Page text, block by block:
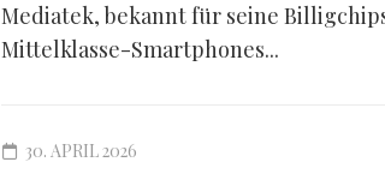
Mediatek, bekannt für seine
Mittelklasse-Smartphones...
30. APRIL 2026